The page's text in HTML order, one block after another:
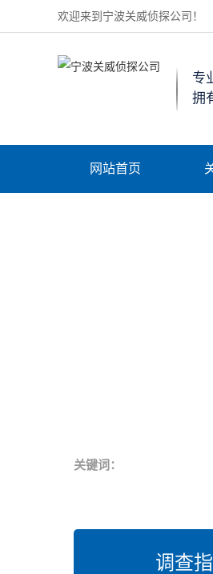
欢迎来到宁波关威侦探公司！
专
拥
网站首页
关键词：
调查